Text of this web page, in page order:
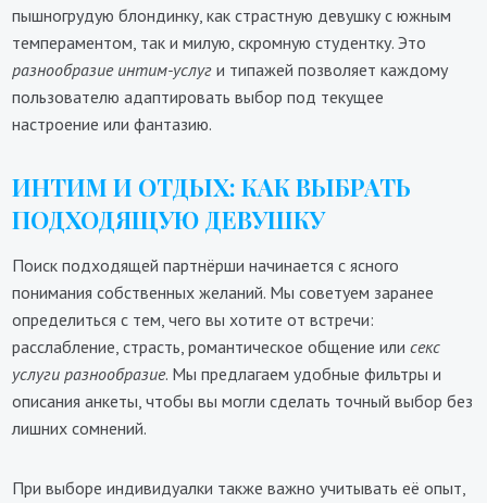
пышногрудую блондинку, как страстную девушку с южным
темпераментом, так и милую, скромную студентку. Это
разнообразие интим-услуг и типажей позволяет каждому
пользователю адаптировать выбор под текущее
настроение или фантазию.
ИНТИМ И ОТДЫХ: КАК ВЫБРАТЬ
ПОДХОДЯЩУЮ ДЕВУШКУ
Поиск подходящей партнёрши начинается с ясного
понимания собственных желаний. Мы советуем заранее
определиться с тем, чего вы хотите от встречи:
расслабление, страсть, романтическое общение илисекс
услуги разнообразие. Мы предлагаем удобные фильтры и
описания анкеты, чтобы вы могли сделать точный выбор без
лишних сомнений.
При выборе индивидуалки также важно учитывать её опыт,